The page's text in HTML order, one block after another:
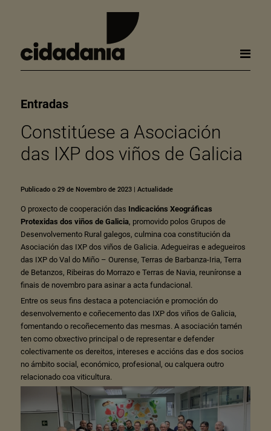
Entradas
Constitúese a Asociación
das IXP dos viños de Galicia
Publicado o 29 de Novembro de 2023| Actualidade
O proxecto de cooperación das Indicacións Xeográficas
Protexidas dos viños de Galicia, promovido polos Grupos de
Desenvolvemento Rural galegos, culmina coa constitución da
Asociación das IXP dos viños de Galicia. Adegueiras e adegueiros
das IXP do Val do Miño – Ourense, Terras de Barbanza-Iria, Terra
de Betanzos, Ribeiras do Morrazo e Terras de Navia, reuníronse a
finais de novembro para asinar a acta fundacional.
Entre os seus fins destaca a potenciación e promoción do
desenvolvemento e coñecemento das IXP dos viños de Galicia,
fomentando o recoñecemento das mesmas. A asociación tamén
ten como obxectivo principal o de representar e defender
colectivamente os dereitos, intereses e accións das e dos socios
no ámbito social, económico, profesional, ou calquera outro
relacionado coa viticultura.